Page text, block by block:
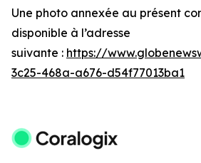
Une photo annexée au présent
disponible à l’adresse
suivante : https://
3c25-468a-a676-d54f77013ba1